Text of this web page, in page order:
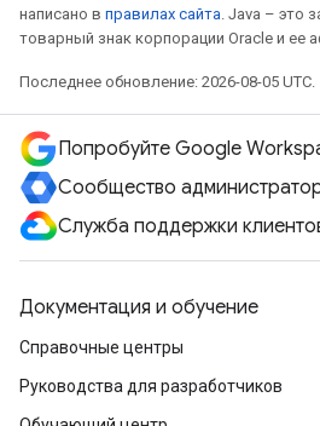
написано в правилах сайта. Java – это
товарный знак корпорации Oracle и ее
Последнее обновление: 2026-08-05 UTC.
Попробуйте Google
Сообщество
Служба поддержки
Документация и обучение
Справочные центры
Руководства для разработчиков